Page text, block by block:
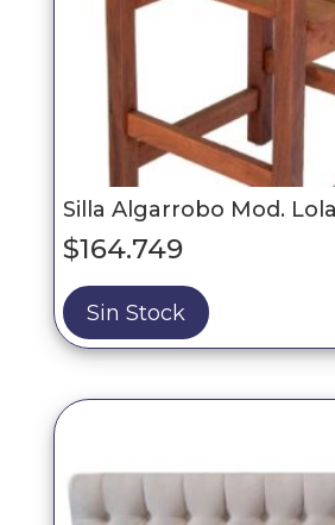
Silla Algarrobo Mod. Lola
$164.749
Sin Stock